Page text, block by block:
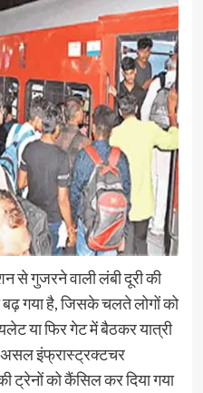
से गुजरने वाली लंबी दूरी की
बढ़ गया है, जिसके चलते लोगों को
या फिर गेट में बैठकर यात्री
इंफ्रास्ट्रक्टचर
को कैंसिल कर दिया गया